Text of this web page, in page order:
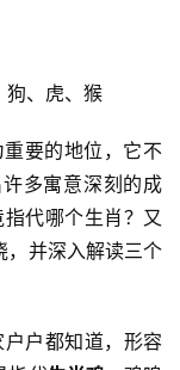
狗、虎、猴
要的地位，它不
多寓意深刻的成
代哪个生肖？又
，并深入解读三个
户都知道，形容